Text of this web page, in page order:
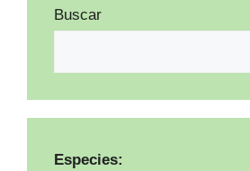
Buscar
Especies: